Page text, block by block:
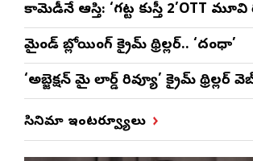
కామెడీనే ఆస్తి: ‘గట్ట కుస్తీ 2’OTT మూవి
మైండ్ బ్లోయింగ్ క్రైమ్ థ్రిల్లర్.. ‘దంధా’
‘అబ్జెక్ష‌న్ మై లార్డ్ రివ్యూ’ క్రైమ్ థ్రిల్ల‌ర్
సినిమా ఇంటర్వ్యూలు